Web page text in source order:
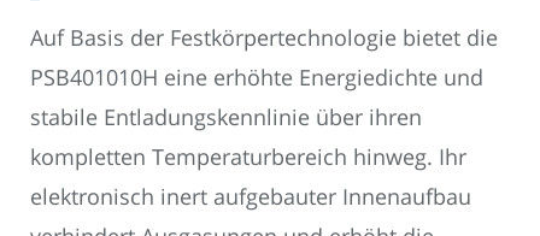
Auf Basis der Festkörpertechnologie bietet die
PSB401010H eine erhöhte Energiedichte und
stabile Entladungskennlinie über ihren
kompletten Temperaturbereich hinweg. Ihr
elektronisch inert aufgebauter Innenaufbau